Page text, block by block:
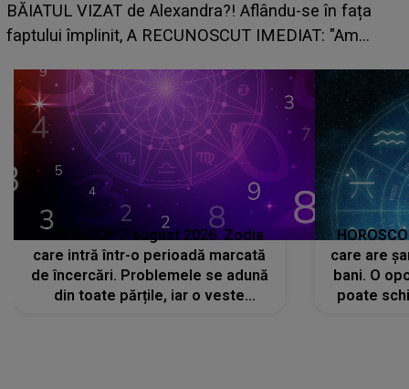
se în fața
"Am
grabă îi aduce pierderi semnificative
planurile peste cap
HOROSCOP 7 august 2026. Zodia
care intră într-o perioadă marcată
de încercări. Problemele se adună
din toate părțile, iar o veste
care are
bani. O
poate